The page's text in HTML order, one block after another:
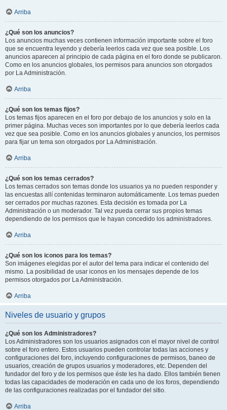
Arriba
¿Qué son los anuncios?
Los anuncios muchas veces contienen información importante sobre el foro
que se encuentra leyendo y debería leerlos cada vez que sea posible. Los
anuncios aparecen al principio de cada página en el foro donde se publicaron.
Como en los anuncios globales, los permisos para anuncios son otorgados
por La Administración.
Arriba
¿Qué son los temas fijos?
Los temas fijos aparecen en el foro por debajo de los anuncios y solo en la
primer página. Muchas veces son importantes por lo que debería leerlos cada
vez que sea posible. Como en los anuncios globales y anuncios, los permisos
para fijar un tema son otorgados por La Administración.
Arriba
¿Qué son los temas cerrados?
Los temas cerrados son temas donde los usuarios ya no pueden responder y
las encuestas allí contenidas terminaron automáticamente. Los temas pueden
ser cerrados por muchas razones. Esta decisión es tomada por La
Administración o un moderador. Tal vez pueda cerrar sus propios temas
dependiendo de los permisos que le hayan concedido los administradores.
Arriba
¿Qué son los iconos para los temas?
Son imágenes elegidas por el autor del tema para indicar el contenido del
mismo. La posibilidad de usar iconos en los mensajes depende de los
permisos otorgados por La Administración.
Arriba
Niveles de usuario y grupos
¿Qué son los Administradores?
Los Administradores son los usuarios asignados con el mayor nivel de control
sobre el foro entero. Estos usuarios pueden controlar todas las acciones y
configuraciones del foro, incluyendo configuraciones de permisos, baneo de
usuarios, creación de grupos usuarios y moderadores, etc. Dependen del
fundador del foro y de los permisos que éste les ha dado. Ellos también tienen
todas las capacidades de moderación en cada uno de los foros, dependiendo
de las configuraciones realizadas por el fundador del sitio.
Arriba